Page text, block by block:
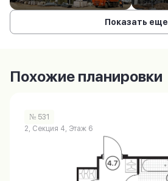
Показать еще
Похожие планировки
№ 531
2, Секция 4, Этаж 6